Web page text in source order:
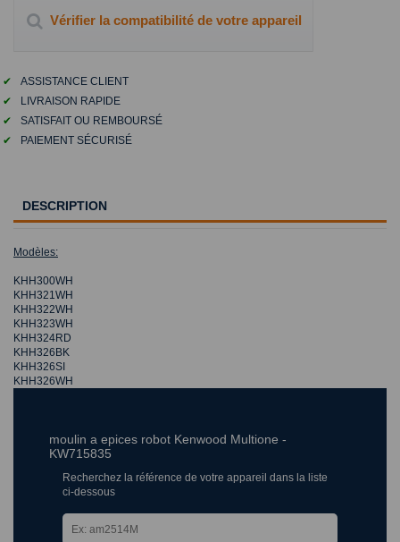
Vérifier la compatibilité de votre appareil
✔
ASSISTANCE CLIENT
✔
LIVRAISON RAPIDE
✔
SATISFAIT OU REMBOURSÉ
✔
PAIEMENT SÉCURISÉ
DESCRIPTION
Modèles:
KHH300WH
KHH321WH
KHH322WH
KHH323WH
KHH324RD
KHH326BK
KHH326SI
KHH326WH
moulin a epices robot Kenwood Multione -
KW715835
Recherchez la référence de votre appareil dans la liste
ci-dessous